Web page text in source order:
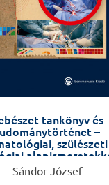
tankönyv és
–
szülészeti
kiegészítve –
Sándor József